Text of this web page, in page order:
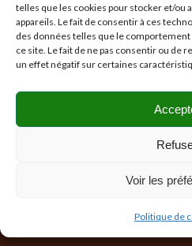
telles que les cookies pour stocker et/ou
appareils. Le fait de consentir à ces
des données telles que le
ce site. Le fait de ne pas consentir ou de
un effet négatif sur certaines
Voir les
Politique de
Photos non
Règlements acceptés : CB,